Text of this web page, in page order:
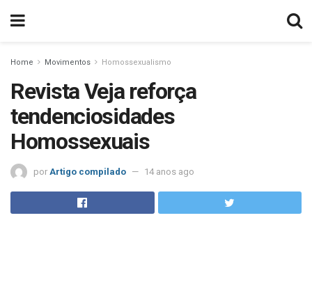
Home Movimentos Homossexualismo
Revista Veja reforça
tendenciosidades
Homossexuais
por Artigo compilado 14 anos ago